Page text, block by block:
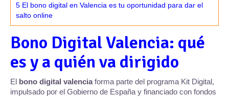
5 El bono digital en Valencia es tu oportunidad para dar el
salto online
Bono Digital Valencia: qué
es y a quién va dirigido
El bono digital valenciaforma parte del programa Kit Digital,
impulsado por el Gobierno de España y financiado con fondos